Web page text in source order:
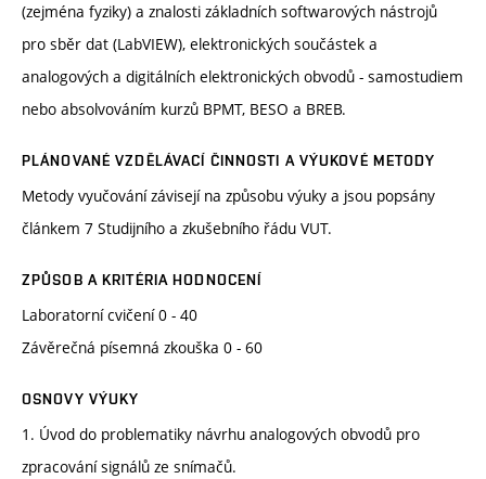
(zejména fyziky) a znalosti základních softwarových nástrojů
pro sběr dat (LabVIEW), elektronických součástek a
analogových a digitálních elektronických obvodů - samostudiem
nebo absolvováním kurzů BPMT, BESO a BREB.
PLÁNOVANÉ VZDĚLÁVACÍ ČINNOSTI A VÝUKOVÉ METODY
Metody vyučování závisejí na způsobu výuky a jsou popsány
článkem 7 Studijního a zkušebního řádu VUT.
ZPŮSOB A KRITÉRIA HODNOCENÍ
Laboratorní cvičení 0 - 40
Závěrečná písemná zkouška 0 - 60
OSNOVY VÝUKY
1. Úvod do problematiky návrhu analogových obvodů pro
zpracování signálů ze snímačů.